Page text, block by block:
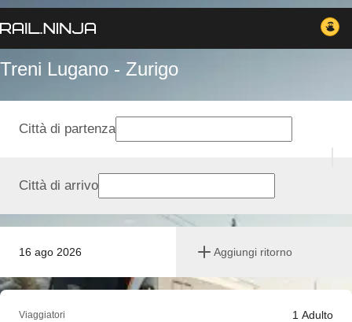
Treni Lugano - Zurigo
16 ago 2026 Aggiungi ritorno
Città di partenza
Città di arrivo
Viaggiatori 1 Adulto